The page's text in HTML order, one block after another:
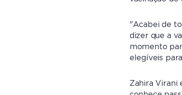
"Acabei de
dizer que a
momento
elegíveis
Zahira Virani